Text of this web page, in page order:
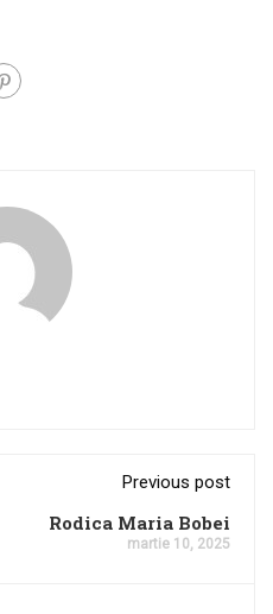
Previous post
Rodica Maria Bobei
martie 10, 2025